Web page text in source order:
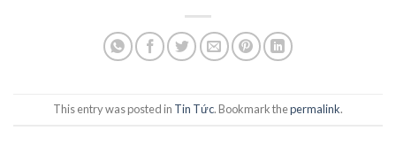
This entry was posted in Tin Tức. Bookmark thepermalink.